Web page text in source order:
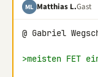
ML Matthias L.Gast
@ Gabriel
>meisten FET